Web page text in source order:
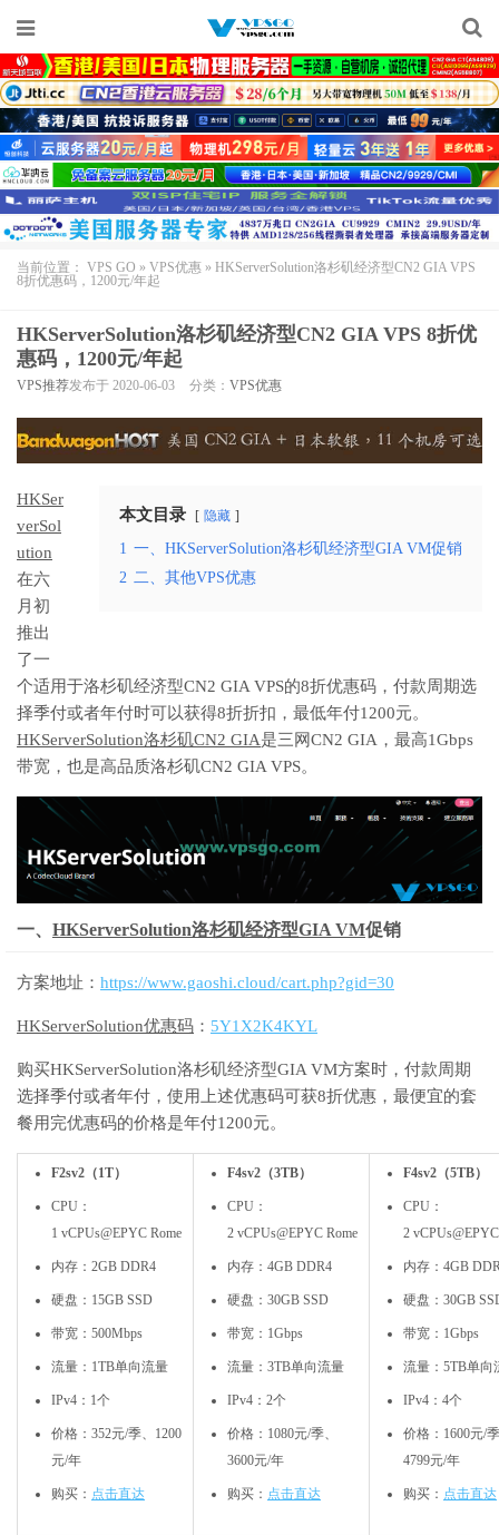
当前位置： VPS GO » VPS优惠 » HKServerSolution洛杉矶经济型CN2 GIA VPS
8折优惠码，1200元/年起
HKServerSolution洛杉矶经济型CN2 GIA VPS 8折优
惠码，1200元/年起
VPS推荐发布于 2020-06-03 分类： VPS优惠
本文目录 隐藏
1 一、HKServerSolution洛杉矶经济型GIA VM促销
2 二、其他VPS优惠
HKSer
verSol
ution
在六
月初
推出
了一
个适用于洛杉矶经济型CN2 GIA VPS的8折优惠码，付款周期选
择季付或者年付时可以获得8折折扣，最低年付1200元。
HKServerSolution洛杉矶CN2 GIA是三网CN2 GIA，最高1Gbps
带宽，也是高品质洛杉矶CN2 GIA VPS。
一、 HKServerSolution洛杉矶经济型GIA VM促销
方案地址： https://www.gaoshi.cloud/cart.php?gid=30
HKServerSolution优惠码 ： 5Y1X2K4KYL
购买HKServerSolution洛杉矶经济型GIA VM方案时，付款周期
选择季付或者年付，使用上述优惠码可获8折优惠，最便宜的套
餐用完优惠码的价格是年付1200元。
F2sv2（1T）
CPU：
1 vCPUs@EPYC Rome
内存：2GB DDR4
硬盘：15GB SSD
带宽：500Mbps
流量：1TB单向流量
IPv4：1个
价格：352元/季、1200
元/年
购买： 点击直达
F4sv2（3TB）
CPU：
2 vCPUs@EPYC Rome
内存：4GB DDR4
硬盘：30GB SSD
带宽：1Gbps
流量：3TB单向流量
IPv4：2个
价格：1080元/季、
3600元/年
购买： 点击直达
F4sv2（5TB）
CPU：
2
内存：4GB
硬盘：30GB
带宽：1Gbps
流量：5TB单向
IPv4：4个
价格：1600元/
4799元/年
购买： 点击直达